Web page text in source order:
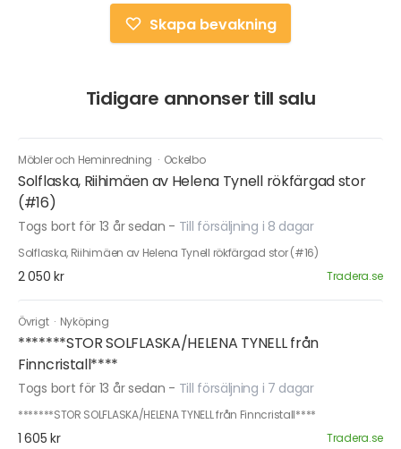
Skapa bevakning
Tidigare annonser till salu
Möbler och Heminredning · Ockelbo
Solflaska, Riihimäen av Helena Tynell rökfärgad stor
(#16)
Togs bort för 13 år sedan - Till försäljning i 8 dagar
Solflaska, Riihimäen av Helena Tynell rökfärgad stor (#16)
2 050 kr Tradera.se
Övrigt · Nyköping
*******STOR SOLFLASKA/HELENA TYNELL från
Finncristall****
Togs bort för 13 år sedan - Till försäljning i 7 dagar
*******STOR SOLFLASKA/HELENA TYNELL från Finncristall****
1 605 kr Tradera.se